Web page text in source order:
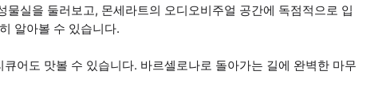
실을 둘러보고, 몬세라트의 오디오비주얼 공간에 독점적으로 입
알아볼 수 있습니다.
어도 맛볼 수 있습니다. 바르셀로나로 돌아가는 길에 완벽한 마무